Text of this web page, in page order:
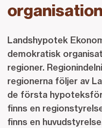
organisation
Landshypotek
demokratisk
regioner.
regionerna följer av
de första
finns en
finns en